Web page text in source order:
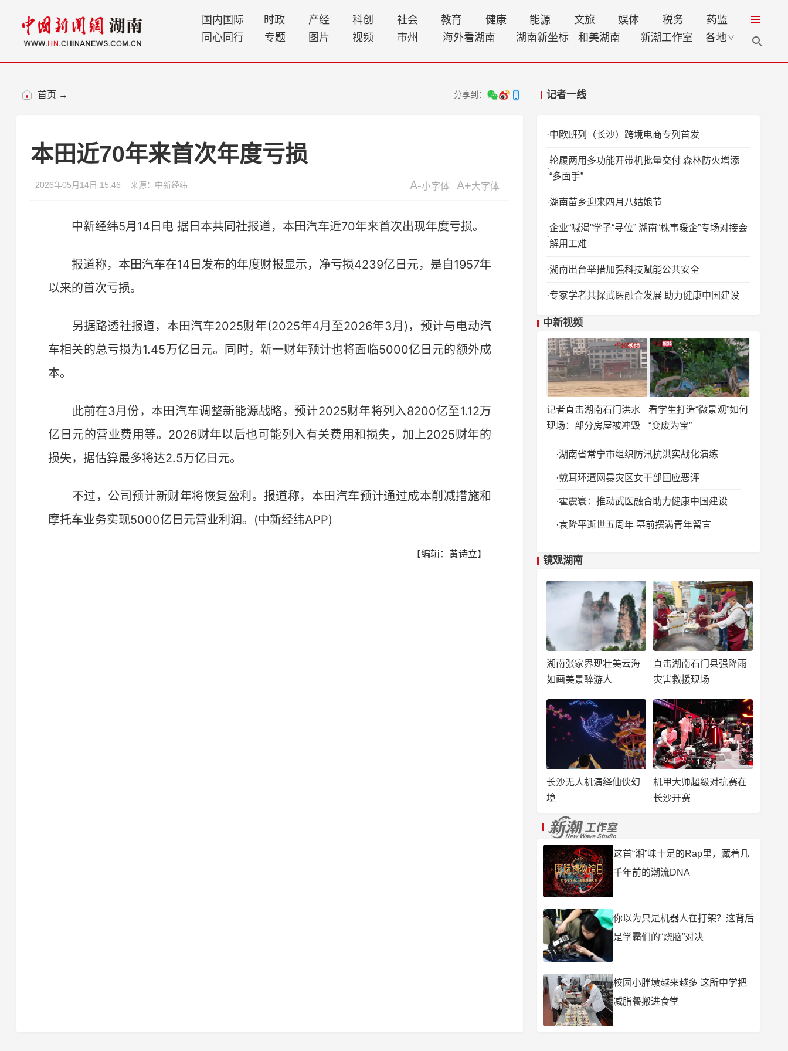
国内国际 时政 产经 科创 社会 教育 健康 能源 文旅 娱体 税务
药监
同心同行
专题 图片 视频 市州 海外看湖南 湖南新坐标 和美湖南 新潮工作室 各地 ∨
首页 → 分享到： 记者一线
本田近70年来首次年度亏损
2026年05月14日 15:46 来源：中新经纬 A-小字体 A+大字体
中新经纬5月14日电 据日本共同社报道，本田汽车近70年来首次出现年度亏损。
报道称，本田汽车在14日发布的年度财报显示，净亏损4239亿日元，是自1957年
以来的首次亏损。
另据路透社报道，本田汽车2025财年(2025年4月至2026年3月)，预计与电动汽
车相关的总亏损为1.45万亿日元。同时，新一财年预计也将面临5000亿日元的额外成
本。
此前在3月份，本田汽车调整新能源战略，预计2025财年将列入8200亿至1.12万
亿日元的营业费用等。2026财年以后也可能列入有关费用和损失，加上2025财年的
损失，据估算最多将达2.5万亿日元。
不过，公司预计新财年将恢复盈利。报道称，本田汽车预计通过成本削减措施和
摩托车业务实现5000亿日元营业利润。(中新经纬APP)
【编辑：黄诗立】
中欧班列（长沙）跨境电商专列首发
轮履两用多功能开带机批量交付 森林防火增添
“多面手”
湖南苗乡迎来四月八姑娘节
企业“喊渴”学子“寻位” 湖南“株事暖企”专场对接会
解用工难
湖南出台举措加强科技赋能公共安全
专家学者共探武医融合发展 助力健康中国建设
中新视频
记者直击湖南石门洪水
现场：部分房屋被冲毁
看学生打造“微景观”如何
“变废为宝”
湖南省常宁市组织防汛抗洪实战化演练
戴耳环遭网暴灾区女干部回应恶评
霍震寰：推动武医融合助力健康中国建设
袁隆平逝世五周年 墓前摆满青年留言
镜观湖南
湖南张家界现壮美云海
如画美景醉游人
直击湖南石门县强降雨
灾害救援现场
长沙无人机演绎仙侠幻
境
机甲大师超级对抗赛在
长沙开赛
这首“湘”味十足的Rap里，藏着几
千年前的潮流DNA
你以为只是机器人在打架？这背后
是学霸们的“烧脑”对决
校园小胖墩越来越多 这所中学把
减脂餐搬进食堂